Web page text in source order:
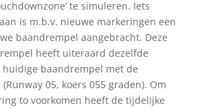
te simuleren. Iets
is m.b.v. nieuwe markeringen een
baandrempel aangebracht. Deze
heeft uiteraard dezelfde
baandrempel met de
05, koers 055 graden). Om
to voorkomen heeft de tijdelijke